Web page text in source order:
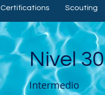
Certifications Scouting
Nivel
Intermedio